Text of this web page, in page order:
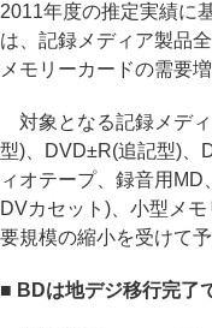
2011年度の推定実績に
は、記録メディア製品
メモリーカードの需要
対象となる記録メデ
型)、DVD±R(追記型)、
ィオテープ、録音用
DVカセット)、小型メ
要規模の縮小を受けて予
■ BDは地デジ移行完了